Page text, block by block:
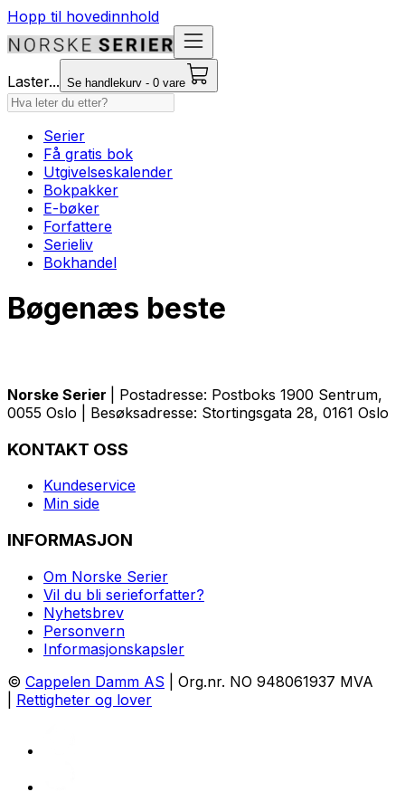
Hopp til hovedinnhold
Laster... Se handlekurv - 0 vare
Serier
Få gratis bok
Utgivelseskalender
Bokpakker
E-bøker
Forfattere
Serieliv
Bokhandel
Bøgenæs beste
Norske Serier
| Postadresse: Postboks 1900 Sentrum,
0055 Oslo | Besøksadresse: Stortingsgata 28, 0161 Oslo
KONTAKT OSS
Kundeservice
Min side
INFORMASJON
Om Norske Serier
Vil du bli serieforfatter?
Nyhetsbrev
Personvern
Informasjonskapsler
© Cappelen Damm AS | Org.nr. NO 948061937 MVA
Rettigheter og lover